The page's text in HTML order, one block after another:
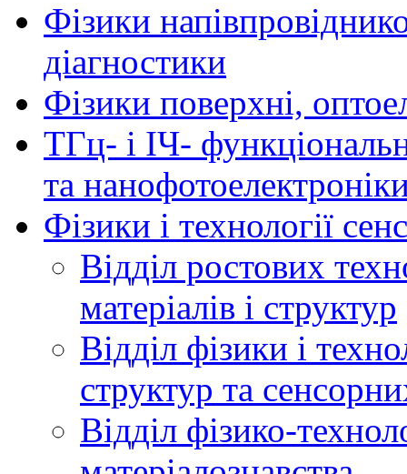
Фізики
діагностики
Фізики поверхні,
ТГц- і ІЧ-
та
Фізики і технології
Відділ ростових
матеріалів і структур
Відділ фізики і
структур та
Відділ фізико-